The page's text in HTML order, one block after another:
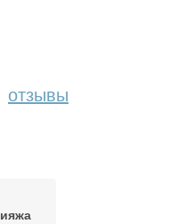
отзывы